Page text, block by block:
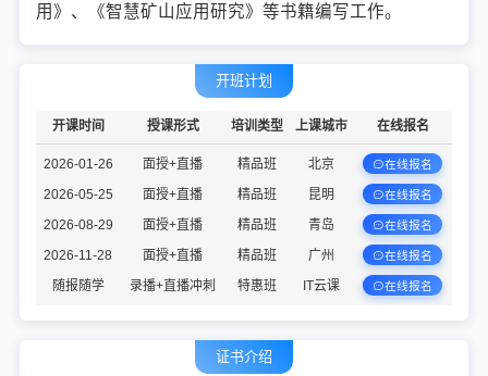
用》、《智慧矿山应用研究》等书籍编写工作。
开班计划
开课时间 授课形式 培训类型 上课城市 在线报名
2026-01-26 面授+直播 精品班 北京 在线报名
2026-05-25 面授+直播 精品班 昆明 在线报名
2026-08-29 面授+直播 精品班 青岛 在线报名
2026-11-28 面授+直播 精品班 广州 在线报名
随报随学 录播+直播冲刺 特惠班 IT云课 在线报名
证书介绍